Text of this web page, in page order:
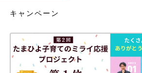
キャンペーン